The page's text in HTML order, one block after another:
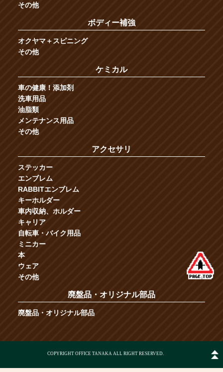
その他
ボディー補強
オクヤマ＋スピニング
その他
ケミカル
車の健康！添加剤
洗車用品
油脂類
メンテナンス用品
その他
アクセサリ
ステッカー
エンブレム
RABBITエンブレム
キーホルダー
車内収納、ホルダー
キャリア
自転車・バイク用品
ミニカー
本
ウェア
その他
廃盤品・オリジナル部品
廃盤品・オリジナル部品
COPYRIGHT OFFICE TANAKA ALL RIGHT RESERVED.